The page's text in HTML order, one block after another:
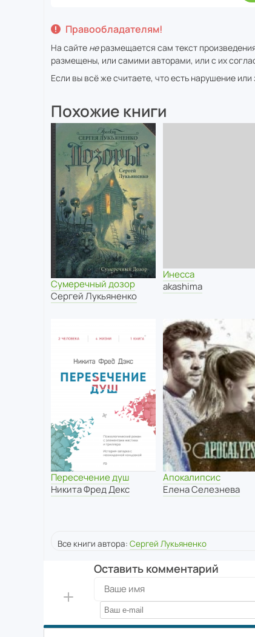
Правообладателям!
На сайте неразмещается сам текст
размещены, или самими авторами, или с их
Если вы всё же считаете, что есть нарушение
Похожие книги
Сумеречный дозор
Сергей Лукьяненко
Инесса
akashima
Пересечение душ
Никита Фред Декс
Апокалипсис
Елена Селезнева
Все книги автора: Сергей Лукьяненко
Оставить комментарий